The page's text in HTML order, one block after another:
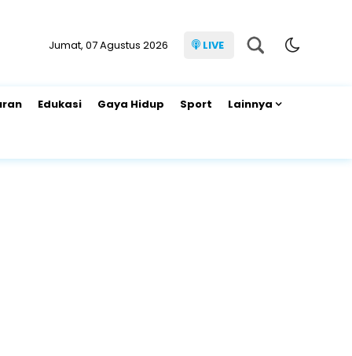
Jumat, 07 Agustus 2026 LIVE
Edukasi Gaya Hidup Sport Lainnya